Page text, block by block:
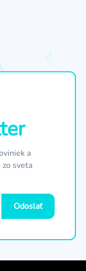
a
sveta
Odoslať